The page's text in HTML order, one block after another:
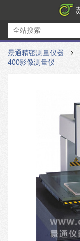
景通精密测量仪器
400影像测量仪